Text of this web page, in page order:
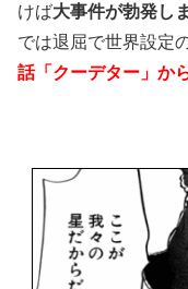
けば大事件が勃発し
では退屈で世界設定
話「クーデター」か